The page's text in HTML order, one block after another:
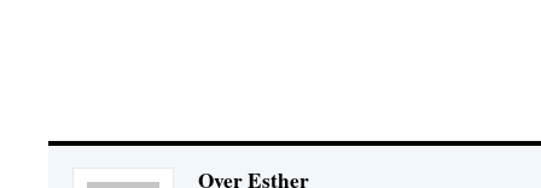
Over Esther